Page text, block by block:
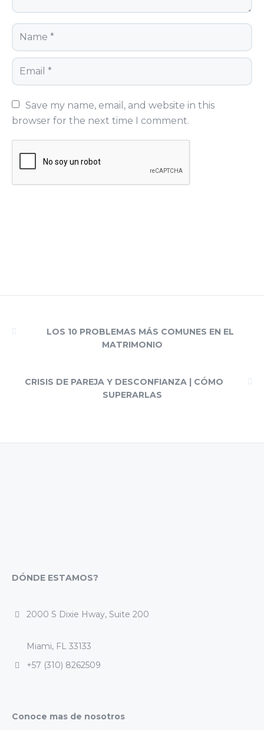
Save my name, email, and website in this
browser for the next time I comment.
LOS 10 PROBLEMAS MÁS COMUNES EN EL
MATRIMONIO
CRISIS DE PAREJA Y DESCONFIANZA | CÓMO
SUPERARLAS
DÓNDE ESTAMOS?
2000 S Dixie Hway, Suite 200
Miami, FL 33133
+57 (310) 8262509
Conoce mas de nosotros